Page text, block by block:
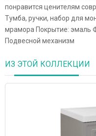
понравится ценителям
Тумба, ручки, набор для
мрамора Покрытие: эмаль
Подвесной механизм
ИЗ ЭТОЙ КОЛЛЕКЦИИ